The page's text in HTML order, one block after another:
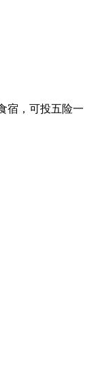
宿，可投五险一